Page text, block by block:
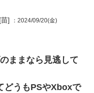
] ：2024/09/20(金)
ままなら見逃して
どうもPSやXboxで